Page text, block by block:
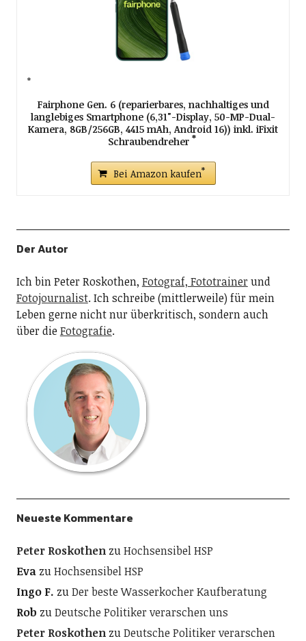
Fairphone Gen. 6 (reparierbares, nachhaltiges und
langlebiges Smartphone (6,31"-Display, 50-MP-Dual-
Kamera, 8GB/256GB, 4415 mAh, Android 16)) inkl. iFixit
Schraubendreher
Bei Amazon kaufen
Der Autor
Ich bin Peter Roskothen, Fotograf, Fototrainer und
Fotojournalist. Ich schreibe (mittlerweile) für mein
Leben gerne nicht nur überkritisch, sondern auch
über dieFotografie.
Neueste Kommentare
Peter RoskothenzuHochsensibel HSP
EvazuHochsensibel HSP
Ingo F. zuDer beste Wasserkocher Kaufberatung
Rob zuDeutsche Politiker verarschen uns
Peter RoskothenzuDeutsche Politiker verarschen